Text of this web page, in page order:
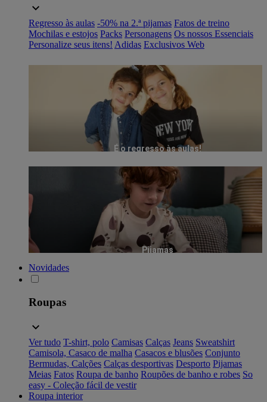
Regresso às aulas -50% na 2.ª pijamas Fatos de treino
Mochilas e estojos Packs Personagens Os nossos Essenciais
Personalize seus itens! Adidas Exclusivos Web
É o regresso às aulas!
Pijamas
Novidades
Roupas
Ver tudo T-shirt, polo Camisas Calças Jeans Sweatshirt
Camisola, Casaco de malha Casacos e blusões Conjunto
Bermudas, Calções Calças desportivas Desporto Pijamas
Meias Fatos Roupa de banho Roupões de banho e robes So
easy - Coleção fácil de vestir
Roupa interior